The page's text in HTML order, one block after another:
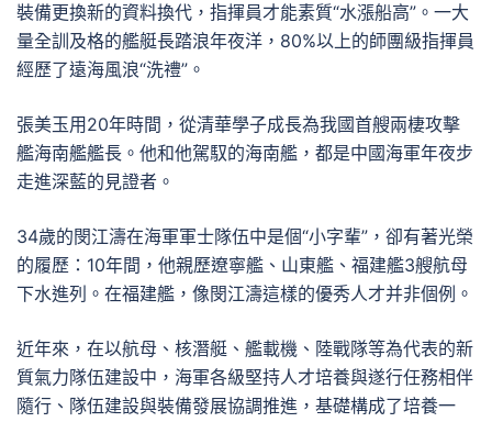
裝備更換新的資料換代，指揮員才能素質“水漲船高”。一大
量全訓及格的艦艇長踏浪年夜洋，80%以上的師團級指揮員
經歷了遠海風浪“洗禮”。
張美玉用20年時間，從清華學子成長為我國首艘兩棲攻擊
艦海南艦艦長。他和他駕馭的海南艦，都是中國海軍年夜步
走進深藍的見證者。
34歲的閔江濤在海軍軍士隊伍中是個“小字輩”，卻有著光榮
的履歷：10年間，他親歷遼寧艦、山東艦、福建艦3艘航母
下水進列。在福建艦，像閔江濤這樣的優秀人才并非個例。
近年來，在以航母、核潛艇、艦載機、陸戰隊等為代表的新
質氣力隊伍建設中，海軍各級堅持人才培養與遂行任務相伴
隨行、隊伍建設與裝備發展協調推進，基礎構成了培養一